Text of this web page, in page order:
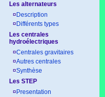
Les alternateurs
¤ Description
¤ Différents types
Les centrales
hydroélectriques
¤Centrales gravitaires
¤Autres centrales
¤Synthèse
Les STEP
¤ Presentation